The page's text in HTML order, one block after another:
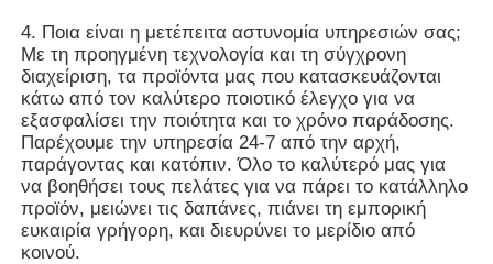
4. Ποια είναι η μετέπειτα αστυνομία υπηρεσιών σας;
Με τη προηγμένη τεχνολογία και τη σύγχρονη
διαχείριση, τα προϊόντα μας που κατασκευάζονται
κάτω από τον καλύτερο ποιοτικό έλεγχο για να
εξασφαλίσει την ποιότητα και το χρόνο παράδοσης.
Παρέχουμε την υπηρεσία 24-7 από την αρχή,
παράγοντας και κατόπιν. Όλο το καλύτερό μας για
να βοηθήσει τους πελάτες για να πάρει το κατάλληλο
προϊόν, μειώνει τις δαπάνες, πιάνει τη εμπορική
ευκαιρία γρήγορη, και διευρύνει το μερίδιο από
κοινού.